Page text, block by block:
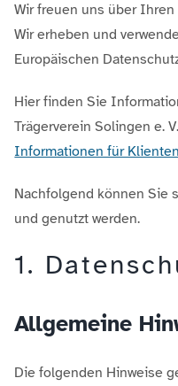
Wir freuen uns über
Wir erheben und
Europäischen
Hier finden Sie
Trägerverein Solingen e.
Informationen für
Nachfolgend können Sie
und genutzt werden.
1.
Allgemeine
Die folgenden Hinweise